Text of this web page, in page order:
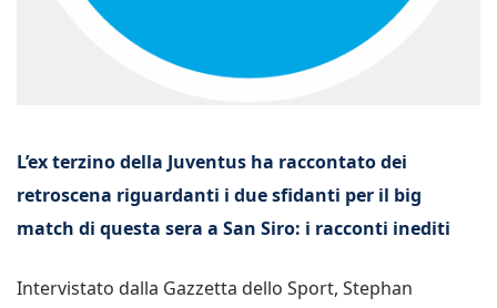
L’ex terzino della Juventus ha raccontato dei
retroscena riguardanti i due sfidanti per il big
match di questa sera a San Siro: i racconti inediti
Intervistato dalla Gazzetta dello Sport, Stephan